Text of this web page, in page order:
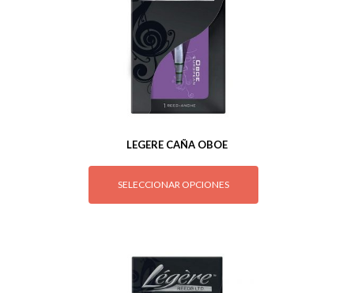
LEGERE CAÑA OBOE
SELECCIONAR OPCIONES